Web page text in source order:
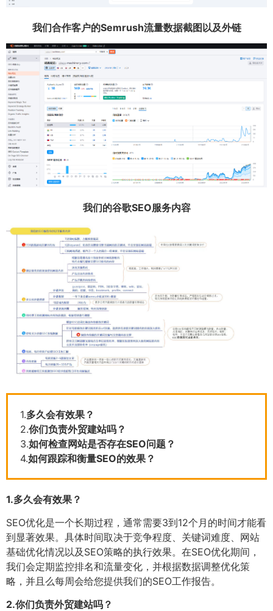
我们合作客户的Semrush流量数据截图以及外链
我们的谷歌SEO服务内容
1.多久会有效果？
2.你们负责外贸建站吗？
3.如何检查网站是否存在SEO问题？
4.如何跟踪和衡量SEO的效果？
1.多久会有效果？
SEO优化是一个长期过程，通常需要3到12个月的时间才能看
到显著效果。具体时间取决于竞争程度、关键词难度、网站
基础优化情况以及SEO策略的执行效果。在SEO优化期间，
我们会定期监控排名和流量变化，并根据数据调整优化策
略，并且么每周会给您提供我们的SEO工作报告。
2.你们负责外贸建站吗？